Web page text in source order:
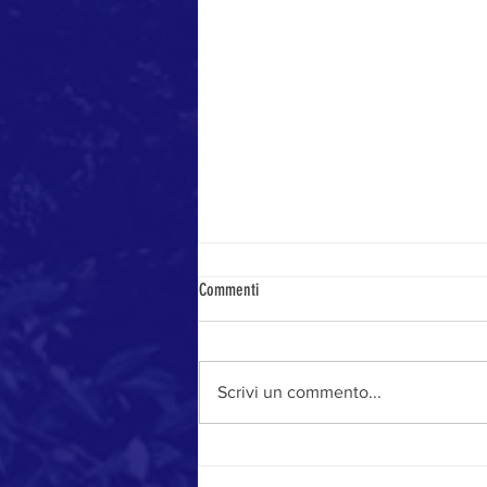
Commenti
Scrivi un commento...